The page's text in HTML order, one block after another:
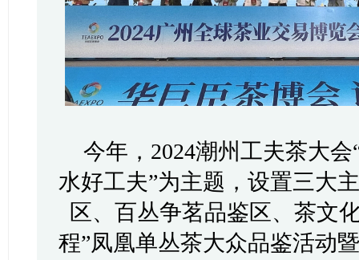
今年，2024潮州工夫茶大
水好工夫”为主题，设置三
区、百丛争茗品鉴区、茶文
程”凤凰单丛茶大众品鉴活动